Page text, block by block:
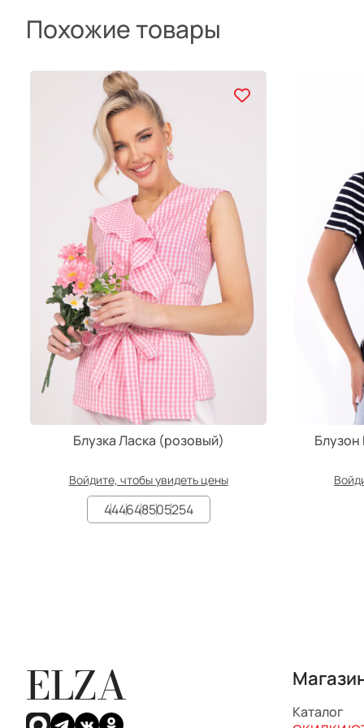
Похожие товары
Блузка Ласка (розовый)
Войдите, чтобы увидеть цены
444648505254
ELZA
Каталог